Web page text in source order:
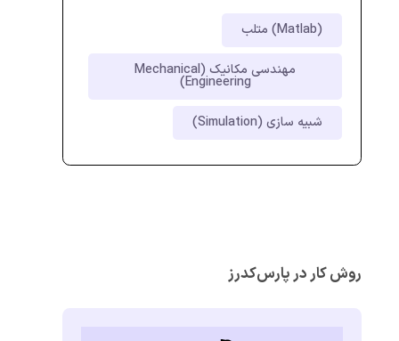
متلب (Matlab)
مهندسی مکانیک (Mechanical
Engineering)
شبیه سازی (Simulation)
روش کار در پارس‌کدرز